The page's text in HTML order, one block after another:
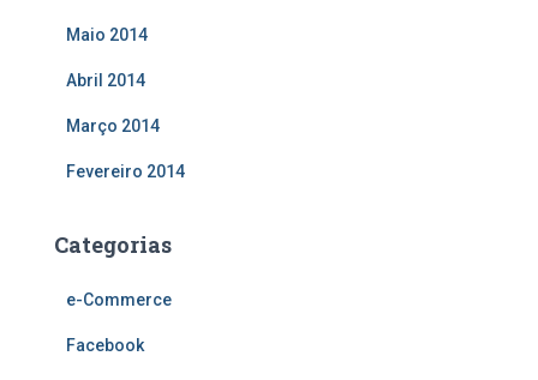
Maio 2014
Abril 2014
Março 2014
Fevereiro 2014
Categorias
e-Commerce
Facebook